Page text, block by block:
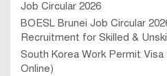
Job Circular 2026
BOESL Brunei Job Circular
Recruitment for Skilled &
South Korea Work Permit
Online)